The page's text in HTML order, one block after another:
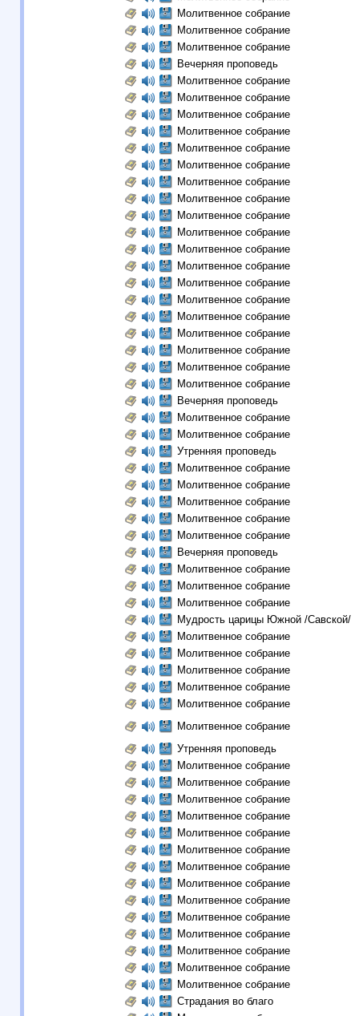
Молитвенное собрание
Молитвенное собрание
Молитвенное собрание
Вечерняя проповедь
Молитвенное собрание
Молитвенное собрание
Молитвенное собрание
Молитвенное собрание
Молитвенное собрание
Молитвенное собрание
Молитвенное собрание
Молитвенное собрание
Молитвенное собрание
Молитвенное собрание
Молитвенное собрание
Молитвенное собрание
Молитвенное собрание
Молитвенное собрание
Молитвенное собрание
Молитвенное собрание
Молитвенное собрание
Молитвенное собрание
Молитвенное собрание
Вечерняя проповедь
Молитвенное собрание
Молитвенное собрание
Утренняя проповедь
Молитвенное собрание
Молитвенное собрание
Молитвенное собрание
Молитвенное собрание
Молитвенное собрание
Вечерняя проповедь
Молитвенное собрание
Молитвенное собрание
Молитвенное собрание
Мудрость царицы Южной /Савской/
Молитвенное собрание
Молитвенное собрание
Молитвенное собрание
Молитвенное собрание
Молитвенное собрание
Молитвенное собрание
Утренняя проповедь
Молитвенное собрание
Молитвенное собрание
Молитвенное собрание
Молитвенное собрание
Молитвенное собрание
Молитвенное собрание
Молитвенное собрание
Молитвенное собрание
Молитвенное собрание
Молитвенное собрание
Молитвенное собрание
Молитвенное собрание
Молитвенное собрание
Молитвенное собрание
Страдания во благо